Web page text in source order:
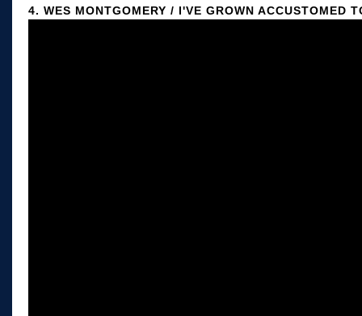
4. WES MONTGOMERY / I'VE GROWN ACCUSTOMED